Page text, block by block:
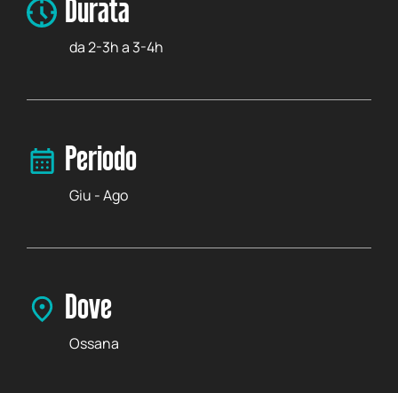
Durata
da 2-3h a 3-4h
Periodo
Giu - Ago
Dove
Ossana